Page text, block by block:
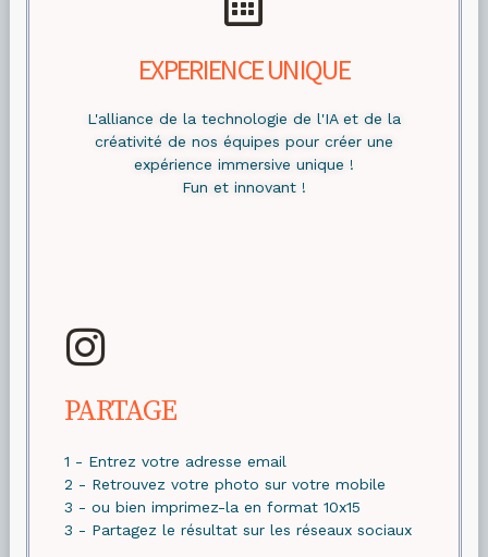
EXPERIENCE UNIQUE
L'alliance de la technologie de l'IA et de la
créativité de nos équipes pour créer une
expérience immersive unique !
Fun et innovant !
PARTAGE
1 - Entrez votre adresse email
2 - Retrouvez votre photo sur votre mobile
3 - ou bien imprimez-la en format 10x15
3 - Partagez le résultat sur les réseaux sociaux